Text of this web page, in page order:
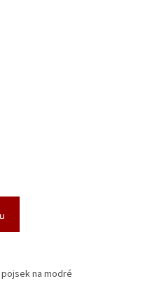
na modré